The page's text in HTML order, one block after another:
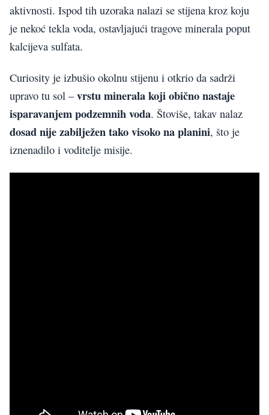
aktivnosti. Ispod tih uzoraka nalazi se stijena kroz koju
je nekoć tekla voda, ostavljajući tragove minerala poput
kalcijeva sulfata.
Curiosity je izbušio okolnu stijenu i otkrio da sadrži
upravo tu sol –vrstu minerala koji obično nastaje
isparavanjem podzemnih voda. Štoviše, takav nalaz
dosad nije zabilježen tako visoko na planini, što je
iznenadilo i voditelje misije.